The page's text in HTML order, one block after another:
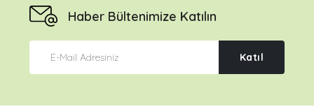
Haber Bültenimize Katılın
Katıl